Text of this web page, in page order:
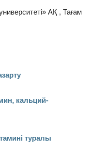
АҚ , Тағам
кальций-
туралы